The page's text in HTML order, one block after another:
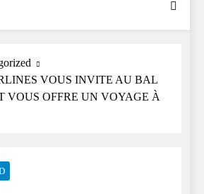
VOUS INVITE AU BAL
VOUS OFFRE UN VOYAGE À